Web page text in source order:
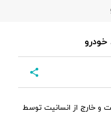
و خارج از انسانیت توسط